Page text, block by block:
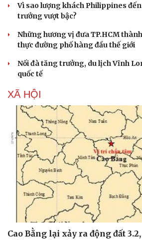
Cây thuốc
Sản phụ khoa
Nam khoa
Làm đẹp - giảm cân
Phòng mạch online
Ăn sạch sống khỏe
Blog
Vì sao lượng khách Philippines
trưởng vượt bậc?
Những hương vị đưa TP.HCM
thực đường phố hàng đầu thế giới
Nối đà tăng trưởng, du lịch Vĩnh
quốc tế
XÃ HỘI
Cao Bằng lại xảy ra động đất